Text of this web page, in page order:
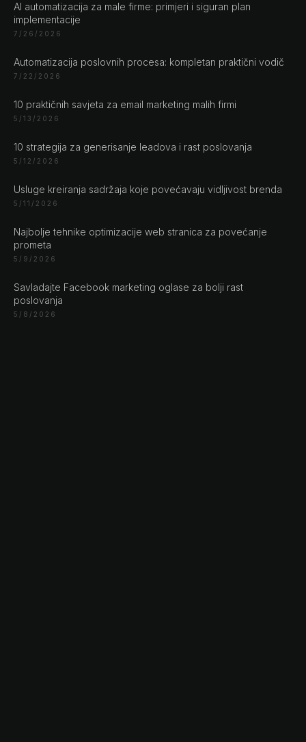
AI automatizacija za male firme: primjeri i siguran plan
implementacije
7/26/2026
Automatizacija poslovnih procesa: kompletan praktični vodič
7/22/2026
10 praktičnih savjeta za email marketing malih firmi
5/13/2026
10 strategija za generisanje leadova i rast poslovanja
5/12/2026
Usluge kreiranja sadržaja koje povećavaju vidljivost brenda
5/11/2026
Najbolje tehnike optimizacije web stranica za povećanje
prometa
5/9/2026
Savladajte Facebook marketing oglase za bolji rast
poslovanja
5/8/2026
CHAT ?
Naše adrese
+387 61 924 649
Engert & Richter GbR Hauptstr 117
+49 30 56844455
© 2026 NLW Media, Inc. All Rights Reserved